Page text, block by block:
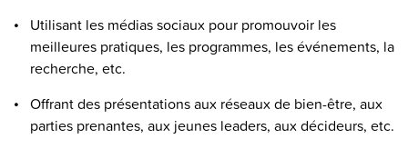
Utilisant les médias sociaux pour promouvoir les
meilleures pratiques, les programmes, les événements, la
recherche, etc.
Offrant des présentations aux réseaux de bien-être, aux
parties prenantes, aux jeunes leaders, aux décideurs, etc.